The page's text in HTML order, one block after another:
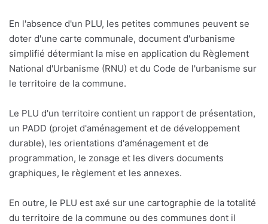
En l'absence d'un PLU, les petites communes peuvent se
doter d'une carte communale, document d'urbanisme
simplifié détermiant la mise en application du Règlement
National d'Urbanisme (RNU) et du Code de l'urbanisme sur
le territoire de la commune.
Le PLU d'un territoire contient un rapport de présentation,
un PADD (projet d'aménagement et de développement
durable), les orientations d'aménagement et de
programmation, le zonage et les divers documents
graphiques, le règlement et les annexes.
En outre, le PLU est axé sur une cartographie de la totalité
du territoire de la commune ou des communes dont il